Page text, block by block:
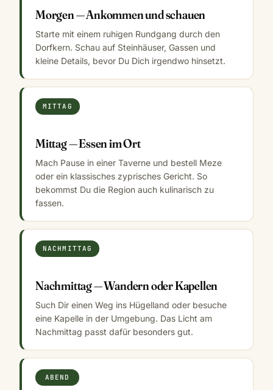
Morgen — Ankommen und schauen
Starte mit einem ruhigen Rundgang durch den
Dorfkern. Schau auf Steinhäuser, Gassen und
kleine Details, bevor Du Dich irgendwo hinsetzt.
MITTAG
Mittag — Essen im Ort
Mach Pause in einer Taverne und bestell Meze
oder ein klassisches zyprisches Gericht. So
bekommst Du die Region auch kulinarisch zu
fassen.
NACHMITTAG
Nachmittag — Wandern oder Kapellen
Such Dir einen Weg ins Hügelland oder besuche
eine Kapelle in der Umgebung. Das Licht am
Nachmittag passt dafür besonders gut.
ABEND